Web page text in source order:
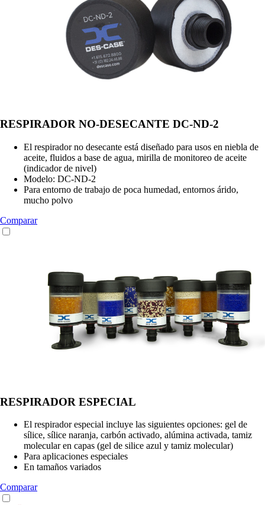
RESPIRADOR NO-DESECANTE DC-ND-2
El respirador no desecante está diseñado para usos en niebla de
aceite, fluidos a base de agua, mirilla de monitoreo de aceite
(indicador de nivel)
Modelo: DC-ND-2
Para entorno de trabajo de poca humedad, entornos árido,
mucho polvo
Comparar
RESPIRADOR ESPECIAL
El respirador especial incluye las siguientes opciones: gel de
sílice, sílice naranja, carbón activado, alúmina activada, tamiz
molecular en capas (gel de silice azul y tamiz molecular)
Para aplicaciones especiales
En tamaños variados
Comparar